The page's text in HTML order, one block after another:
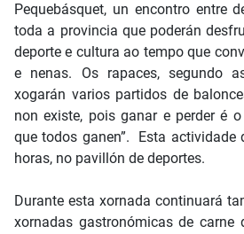
Pequebásquet, un encontro entre
toda a provincia que poderán
deporte e cultura ao tempo que
e nenas. Os rapaces, segundo
xogarán varios partidos de
non existe, pois ganar e perder é
que todos ganen”. Esta actividade
horas, no pavillón de deportes.
Durante esta xornada continuará
xornadas gastronómicas de carne